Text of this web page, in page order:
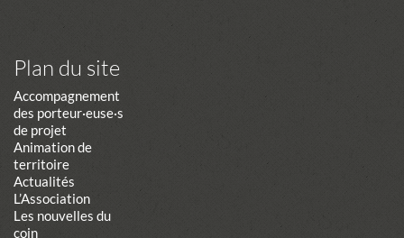
Plan du site
Accompagnement
des porteur·euse·s
de projet
Animation de
territoire
Actualités
L’Association
Les nouvelles du
coin